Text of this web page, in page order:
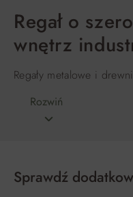
Regał o
wnętrz
Regały metalowe i
Rozwiń
Sprawdź